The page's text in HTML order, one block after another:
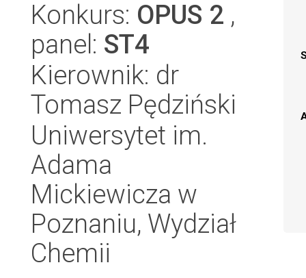
Konkurs: OPUS 2 ,
panel: ST4
Kierownik: dr
Tomasz Pędziński
Uniwersytet im.
Adama
Mickiewicza w
Poznaniu, Wydział
Chemii